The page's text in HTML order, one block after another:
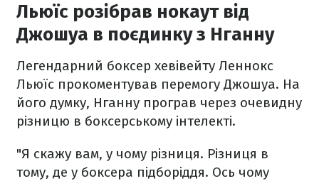
Льюїс розібрав нокаут від
Джошуа в поєдинку з Нганну
Легендарний боксер хевівейту Леннокс
Льюїс прокоментував перемогу Джошуа. На
його думку, Нганну програв через очевидну
різницю в боксерському інтелекті.
"Я скажу вам, у чому різниця. Різниця в
тому, де у боксера підборіддя. Ось чому